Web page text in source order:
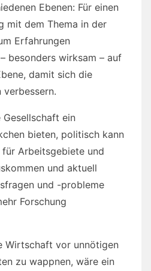
Ebenen: Für einen
mit dem Thema in der
Erfahrungen
besonders wirksam – auf
damit sich die
verbessern.
ein
bieten, politisch kann
Arbeitsgebiete und
und aktuell
und -probleme
Forschung
Wirtschaft vor unnötigen
zu wappnen, wäre ein